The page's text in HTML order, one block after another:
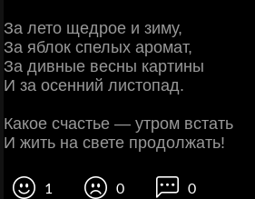
За лето щедрое и зиму,
За яблок спелых аромат,
За дивные весны картины
И за осенний листопад.
Какое счастье — утром встать
И жить на свете продолжать!
1 0 0